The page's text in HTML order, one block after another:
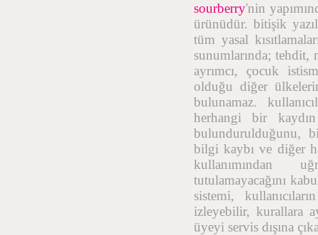
sourberry'nin
ürünüdür. bitişik
tüm yasal
sunumlarında; tehdit,
ayrımcı, çocuk
olduğu diğer ülkelerin
bulunamaz.
herhangi bir
bulundurulduğunu,
bilgi kaybı ve diğer
kullanımından
tutulamayacağını
sistemi,
izleyebilir, kurallara
üyeyi servis dışına